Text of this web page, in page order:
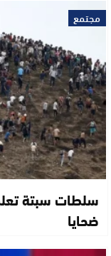
مجتمع
ضحايا